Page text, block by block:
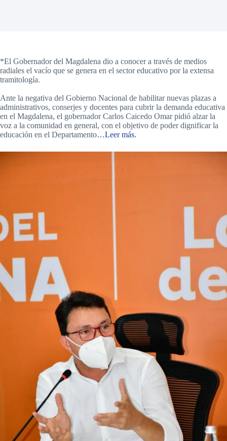
*El Gobernador del Magdalena dio a conocer a través de medios
radiales el vacío que se genera en el sector educativo por la extensa
tramitología.
Ante la negativa del Gobierno Nacional de habilitar nuevas plazas a
administrativos, conserjes y docentes para cubrir la demanda educativa
en el Magdalena, el gobernador Carlos Caicedo Omar pidió alzar la
voz a la comunidad en general, con el objetivo de poder dignificar la
educación en el Departamento…Leer más.